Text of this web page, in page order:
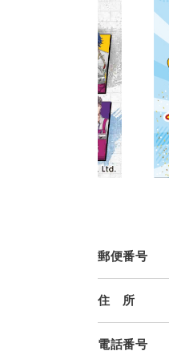
郵便番号
住 所
電話番号